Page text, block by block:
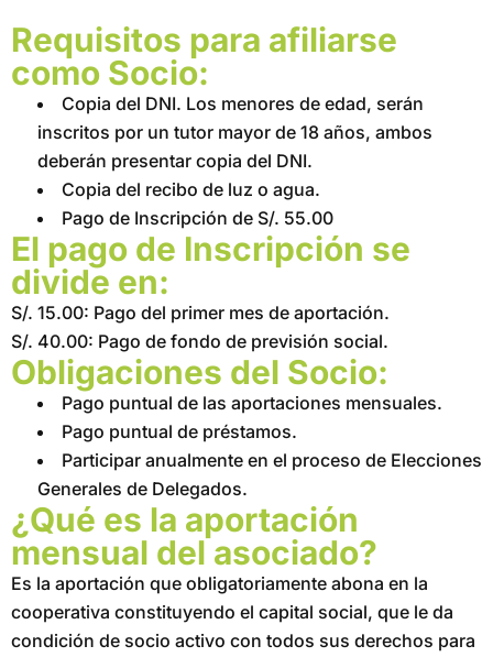
Requisitos para afiliarse
como Socio:
Copia del DNI. Los menores de edad, serán
inscritos por un tutor mayor de 18 años, ambos
deberán presentar copia del DNI.
Copia del recibo de luz o agua.
Pago de Inscripción de S/. 55.00
El pago de Inscripción se
divide en:
S/. 15.00: Pago del primer mes de aportación.
S/. 40.00: Pago de fondo de previsión social.
Obligaciones del Socio:
Pago puntual de las aportaciones mensuales.
Pago puntual de préstamos.
Participar anualmente en el proceso de Elecciones
Generales de Delegados.
¿Qué es la aportación
mensual del asociado?
Es la aportación que obligatoriamente abona en la
cooperativa constituyendo el capital social, que le da
condición de socio activo con todos sus derechos para